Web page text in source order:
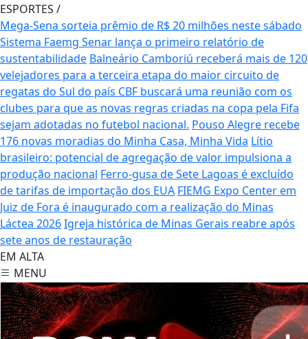
ESPORTES /
Mega-Sena sorteia prêmio de R$ 20 milhões neste sábado
Sistema Faemg Senar lança o primeiro relatório de
sustentabilidade Balneário Camboriú receberá mais de 120
velejadores para a terceira etapa do maior circuito de
regatas do Sul do país CBF buscará uma reunião com os
clubes para que as novas regras criadas na copa pela Fifa
sejam adotadas no futebol nacional. Pouso Alegre recebe
176 novas moradias do Minha Casa, Minha Vida Lítio
brasileiro: potencial de agregação de valor impulsiona a
produção nacional Ferro-gusa de Sete Lagoas é excluído
de tarifas de importação dos EUA FIEMG Expo Center em
Juiz de Fora é inaugurado com a realização do Minas
Láctea 2026Igreja histórica de Minas Gerais reabre após
sete anos de restauração
EM ALTA
MENU